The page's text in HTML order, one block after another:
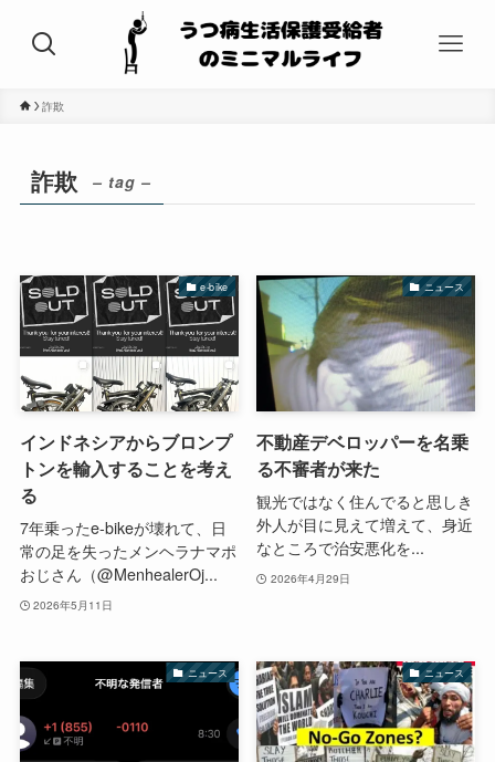
詐欺
詐欺 – tag –
e-bike
インドネシアからブロンプ
トンを輸入することを考え
る
7年乗ったe-bikeが壊れて、日
常の足を失ったメンヘラナマポ
おじさん（@MenhealerOj...
2026年5月11日
ニュース
不動産デベロッパーを名乗
る不審者が来た
観光ではなく住んでると思しき
外人が目に見えて増えて、身近
なところで治安悪化を...
2026年4月29日
ニュース ニュース